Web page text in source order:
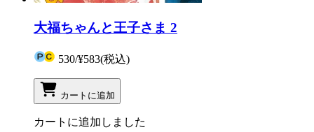
大福ちゃんと王子さま 2
530/¥583(税込)
カートに追加
カートに追加しました